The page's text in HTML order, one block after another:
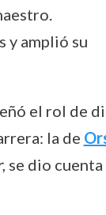
y amplió su
el rol de
la de
, se dio